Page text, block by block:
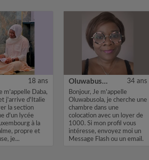
18 ans
m'appelle Daba,
j'arrive d'Italie
la section
d'un lycée
à la
propre et
je...
Oluwabusola 34 ans
Bonjour, Je m'appelle
Oluwabusola, je cherche une
chambre dans une
colocation avec un loyer de
1000. Si mon profil vous
intéresse, envoyez moi un
Message Flash ou un email.